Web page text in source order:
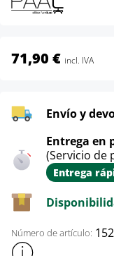
71,90 € incl. IVA
Envío y
Entrega en
(Servicio de
Entrega
Número de artículo:
Mostrar más